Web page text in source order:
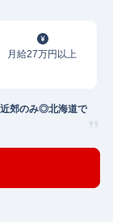
月給27万円以上
郊のみ◎北海道で